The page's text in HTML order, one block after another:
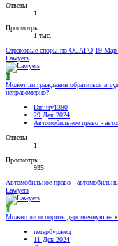
Ответы
1
Просмотры
1 тыс.
Страховые споры по ОСАГО 19 Мар
Lawyers
D
Может ли гражданин обратиться в
неправомерно?
Dmitry1380
29 Дек 2024
Автомобильное право -
Ответы
1
Просмотры
935
Автомобильное право -
Lawyers
П
Можно ли оспорить дарственную на
петербуржец
11 Дек 2024